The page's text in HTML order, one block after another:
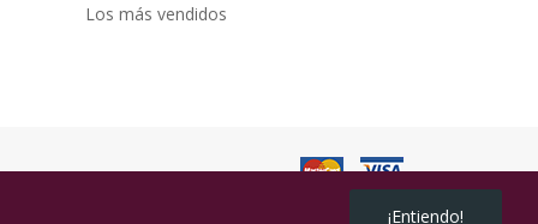
Los más vendidos
¡Entiendo!